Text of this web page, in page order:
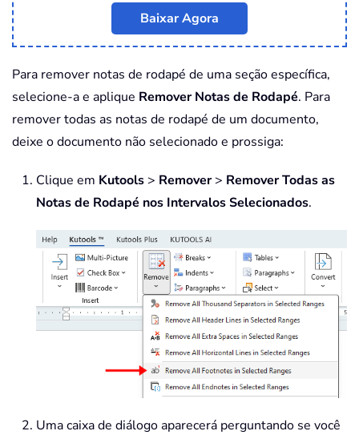
Baixar Agora
Para remover notas de rodapé de uma seção específica,
selecione-a e aplique Remover Notas de Rodapé. Para
remover todas as notas de rodapé de um documento,
deixe o documento não selecionado e prossiga:
Clique em Kutools > Remover> Remover Todas as
Notas de Rodapé nos Intervalos Selecionados.
Uma caixa de diálogo aparecerá perguntando se você